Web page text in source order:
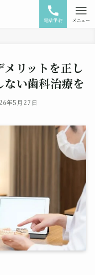
電話予約 メニュー
リットを正し
ない歯科治療を
年5月27日